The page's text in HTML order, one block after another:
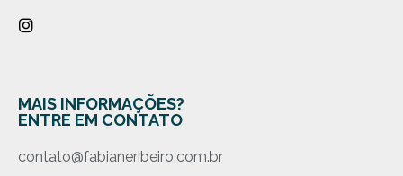
MAIS INFORMAÇÕES?
ENTRE EM CONTATO
contato@fabianeribeiro.com.br